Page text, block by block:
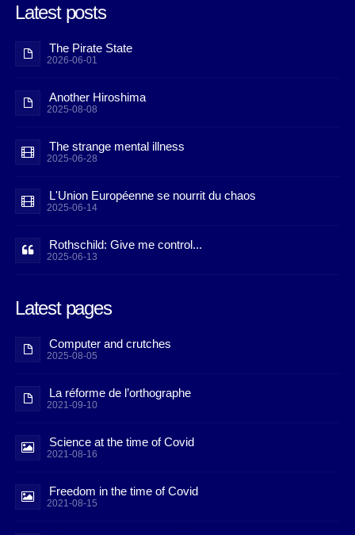
Latest posts
The Pirate State
2026-06-01
Another Hiroshima
2025-08-08
The strange mental illness
2025-06-28
L'Union Européenne se nourrit du chaos
2025-06-14
Rothschild: Give me control...
2025-06-13
Latest pages
Computer and crutches
2025-08-05
La réforme de l’orthographe
2021-09-10
Science at the time of Covid
2021-08-16
Freedom in the time of Covid
2021-08-15